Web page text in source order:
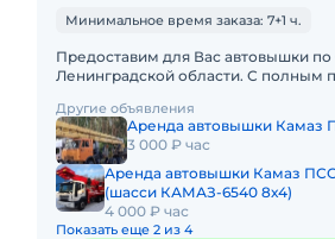
Минимальное время заказа: 7+1 ч.
Предоставим для Вас автовышки
Ленинградской области. С полным
12, 15, 18, 22, 30, 23, 35, 4
Другие объявления
Аренда автовышки Камаз
3 000 ₽ час
Аренда автовышки Камаз
(шасси КАМАЗ-6540 8х4)
4 000 ₽ час
Показать еще 2 из 4